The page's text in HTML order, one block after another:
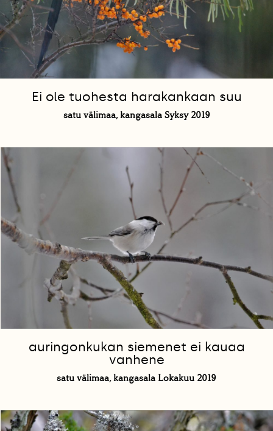
Ei ole tuohesta harakankaan suu
satu välimaa, kangasala Syksy 2019
auringonkukan siemenet ei kauaa
vanhene
satu välimaa, kangasala Lokakuu 2019